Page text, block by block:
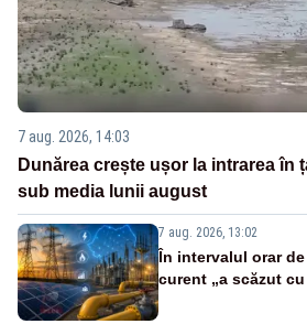
7 aug. 2026, 14:03
Dunărea crește ușor la intrarea în
sub media lunii august
7 aug. 2026, 13:02
În intervalul orar
curent „a scăzut